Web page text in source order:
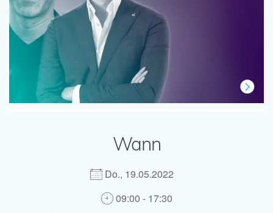
Wann
Do., 19.05.2022
09:00 - 17:30